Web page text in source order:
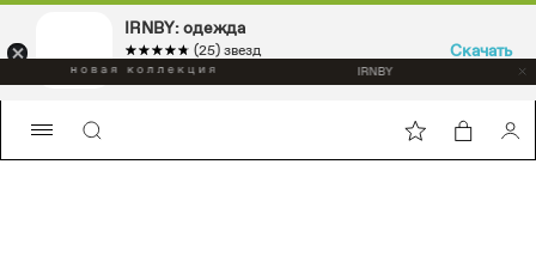
IRNBY: одежда
☆☆☆☆☆
★★★★★ (25) звезд
Sport & casual, аксессуары
Скачать